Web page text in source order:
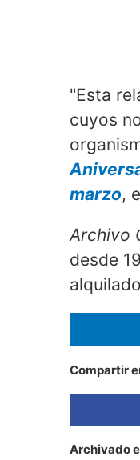
"Esta
cuyos
marzo,
Archivo
desde
Compartir
Archivado